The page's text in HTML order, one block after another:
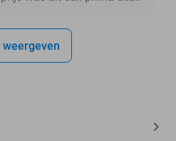
weergeven